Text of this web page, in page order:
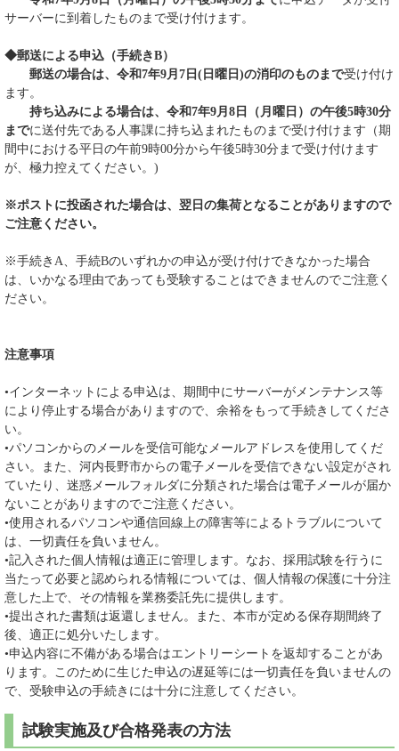
サーバーに到着したものまで受け付けます。
◆郵送による申込（手続きB）
郵送の場合は、令和7年9月7日(日曜日)の消印のものまで受け付け
ます。
持ち込みによる場合は、令和7年9月8日（月曜日）の午後5時30分
までに送付先である人事課に持ち込まれたものまで受け付けます（期
間中における平日の午前9時00分から午後5時30分まで受け付けます
が、極力控えてください。)
※ポストに投函された場合は、翌日の集荷となることがありますので
ご注意ください。
※手続きA、手続Bのいずれかの申込が受け付けできなかった場合
は、いかなる理由であっても受験することはできませんのでご注意く
ださい。
注意事項
•インターネットによる申込は、期間中にサーバーがメンテナンス等
により停止する場合がありますので、余裕をもって手続きしてくださ
い。
•パソコンからのメールを受信可能なメールアドレスを使用してくだ
さい。また、河内長野市からの電子メールを受信できない設定がされ
ていたり、迷惑メールフォルダに分類された場合は電子メールが届か
ないことがありますのでご注意ください。
•使用されるパソコンや通信回線上の障害等によるトラブルについて
は、一切責任を負いません。
•記入された個人情報は適正に管理します。なお、採用試験を行うに
当たって必要と認められる情報については、個人情報の保護に十分注
意した上で、その情報を業務委託先に提供します。
•提出された書類は返還しません。また、本市が定める保存期間終了
後、適正に処分いたします。
•申込内容に不備がある場合はエントリーシートを返却することがあ
ります。このために生じた申込の遅延等には一切責任を負いませんの
で、受験申込の手続きには十分に注意してください。
試験実施及び合格発表の方法